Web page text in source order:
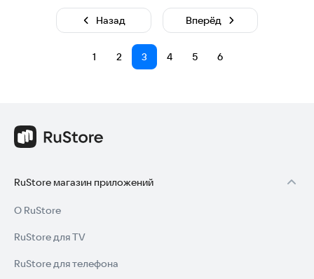
Назад
1 2 3 4 5 6
Вперёд
RuStore магазин приложений
О RuStore
RuStore для TV
RuStore для телефона